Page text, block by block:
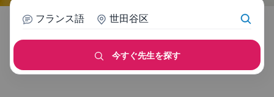
フランス語 世田谷区
今すぐ先生を探す